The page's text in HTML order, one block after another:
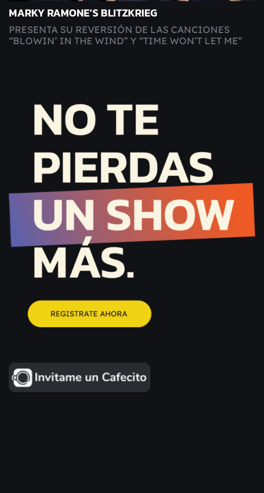
MARKY RAMONE’S BLITZKRIEG
PRESENTA SU REVERSIÓN DE LAS CANCIONES
“BLOWIN’ IN THE WIND” Y “TIME WON’T LET ME”